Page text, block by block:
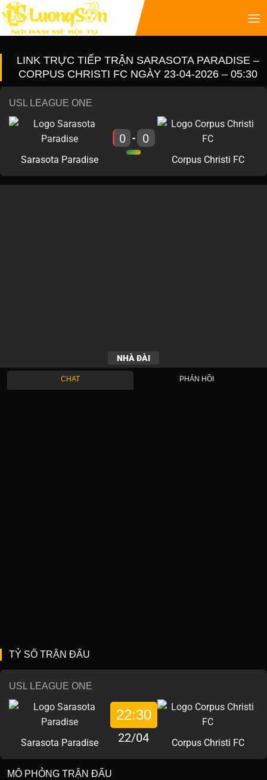
LINK TRỰC TIẾP TRẬN SARASOTA PARADISE –
CORPUS CHRISTI FC NGÀY 23-04-2026 – 05:30
USL LEAGUE ONE
Sarasota Paradise
0 - 0
Corpus Christi FC
NHÀ ĐÀI
CHAT PHẢN HỒI
TỶ SỐ TRẬN ĐẤU
USL LEAGUE ONE
Sarasota Paradise
22:30
22/04 Corpus Christi FC
MÔ PHỎNG TRẬN ĐẤU